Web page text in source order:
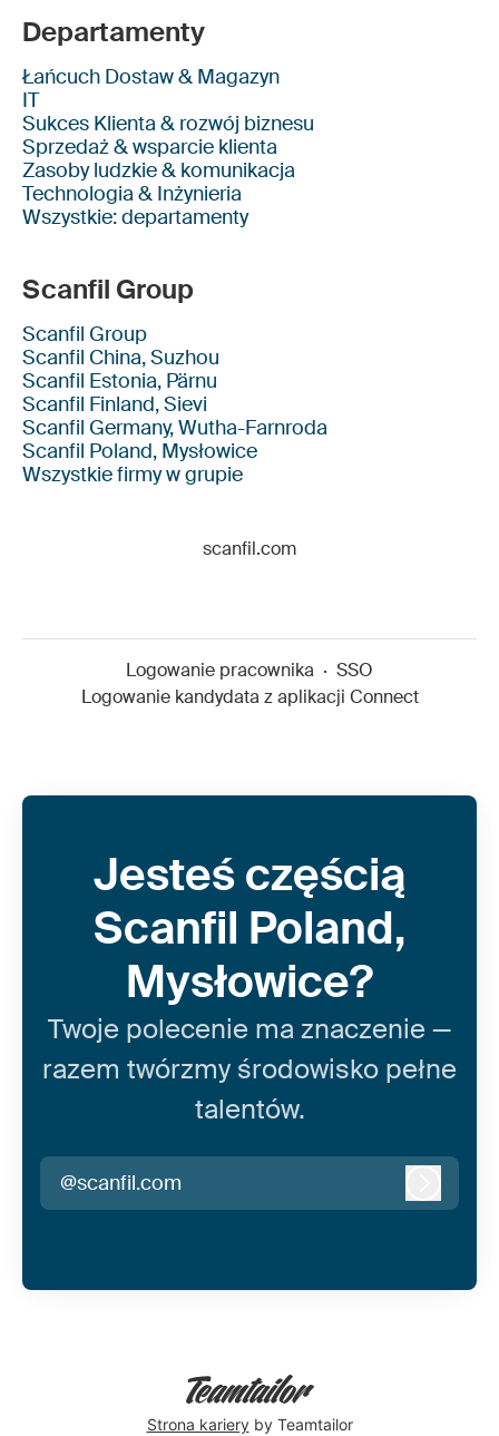
Departamenty
Łańcuch Dostaw & Magazyn
IT
Sukces Klienta & rozwój biznesu
Sprzedaż & wsparcie klienta
Zasoby ludzkie & komunikacja
Technologia & Inżynieria
Wszystkie: departamenty
Scanfil Group
Scanfil Group
Scanfil China, Suzhou
Scanfil Estonia, Pärnu
Scanfil Finland, Sievi
Scanfil Germany, Wutha-Farnroda
Scanfil Poland, Mysłowice
Wszystkie firmy w grupie
scanfil.com
Logowanie pracownika · SSO
Logowanie kandydata z aplikacji Connect
Jesteś częścią
Scanfil Poland,
Mysłowice?
Twoje polecenie ma znaczenie —
razem twórzmy środowisko pełne
talentów.
@scanfil.com
Strona karieryby Teamtailor